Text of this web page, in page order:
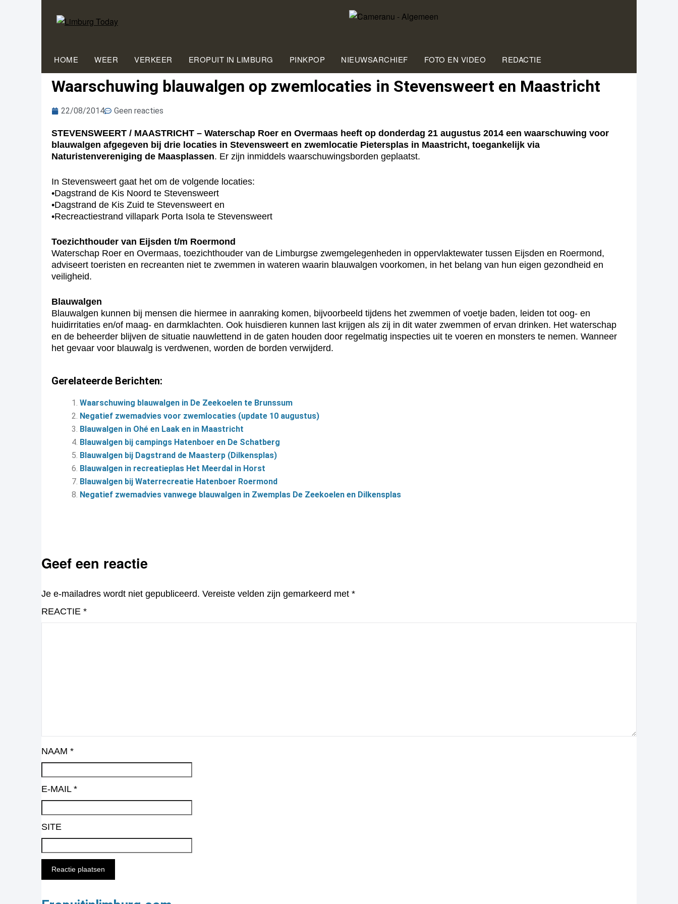
HOME WEER VERKEER EROPUIT IN LIMBURG PINKPOP NIEUWSARCHIEF FOTO EN VIDEO REDACTIE
Waarschuwing blauwalgen op zwemlocaties in Stevensweert en Maastricht
22/08/2014 Geen reacties
STEVENSWEERT / MAASTRICHT – Waterschap Roer en Overmaas heeft op donderdag 21 augustus 2014 een waarschuwing voor
blauwalgen afgegeven bij drie locaties in Stevensweert en zwemlocatie Pietersplas in Maastricht, toegankelijk via
Naturistenvereniging de Maasplassen. Er zijn inmiddels waarschuwingsborden geplaatst.
In Stevensweert gaat het om de volgende locaties:
•Dagstrand de Kis Noord te Stevensweert
•Dagstrand de Kis Zuid te Stevensweert en
•Recreactiestrand villapark Porta Isola te Stevensweert
Toezichthouder van Eijsden t/m Roermond
Waterschap Roer en Overmaas, toezichthouder van de Limburgse zwemgelegenheden in oppervlaktewater tussen Eijsden en Roermond,
adviseert toeristen en recreanten niet te zwemmen in wateren waarin blauwalgen voorkomen, in het belang van hun eigen gezondheid en
veiligheid.
Blauwalgen
Blauwalgen kunnen bij mensen die hiermee in aanraking komen, bijvoorbeeld tijdens het zwemmen of voetje baden, leiden tot oog- en
huidirritaties en/of maag- en darmklachten. Ook huisdieren kunnen last krijgen als zij in dit water zwemmen of ervan drinken. Het waterschap
en de beheerder blijven de situatie nauwlettend in de gaten houden door regelmatig inspecties uit te voeren en monsters te nemen. Wanneer
het gevaar voor blauwalg is verdwenen, worden de borden verwijderd.
Gerelateerde Berichten:
Waarschuwing blauwalgen in De Zeekoelen te Brunssum
Negatief zwemadvies voor zwemlocaties (update 10 augustus)
Blauwalgen in Ohé en Laak en in Maastricht
Blauwalgen bij campings Hatenboer en De Schatberg
Blauwalgen bij Dagstrand de Maasterp (Dilkensplas)
Blauwalgen in recreatieplas Het Meerdal in Horst
Blauwalgen bij Waterrecreatie Hatenboer Roermond
Negatief zwemadvies vanwege blauwalgen in Zwemplas De Zeekoelen en Dilkensplas
Geef een reactie
Je e-mailadres wordt niet gepubliceerd. Vereiste velden zijn gemarkeerd met *
REACTIE *
NAAM *
E-MAIL *
SITE